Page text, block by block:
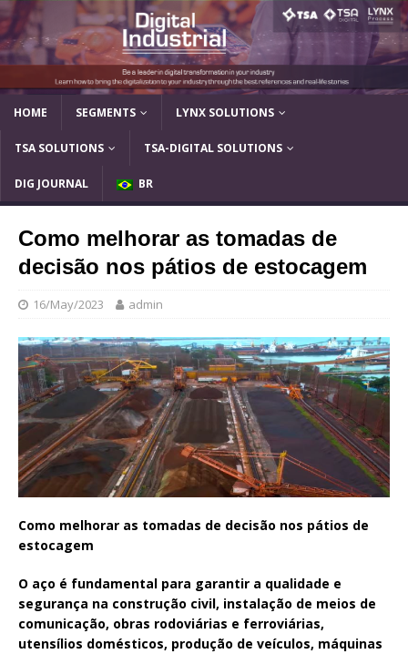
HOME SEGMENTS LYNX SOLUTIONS
TSA SOLUTIONS TSA-DIGITAL SOLUTIONS
DIG JOURNAL BR
Como melhorar as tomadas de
decisão nos pátios de estocagem
16/May/2023 admin
Como melhorar as tomadas de decisão nos pátios de
estocagem
O aço é fundamental para garantir a qualidade e
segurança na construção civil, instalação de meios de
comunicação, obras rodoviárias e ferroviárias,
utensílios domésticos, produção de veículos, máquinas